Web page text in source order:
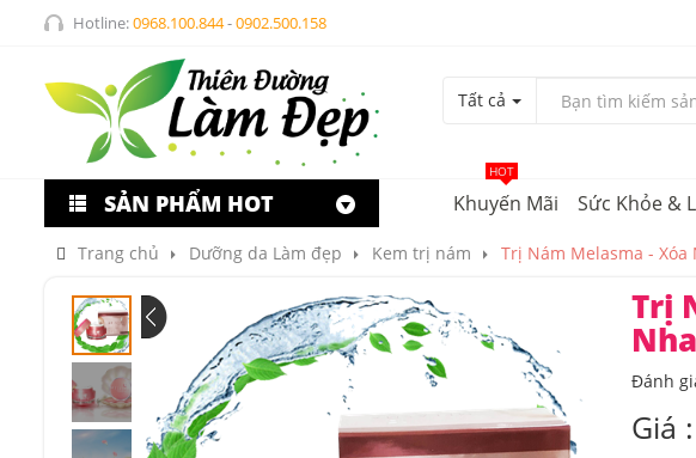
Hotline:0968.100.844-0902.500.158
Tất cả
Khuyến Mãi
HOT
Sức Khỏe &
SẢN PHẨM HOT
Trang chủ Dưỡng da Làm đẹp Kem trị nám Trị Nám Melasma - Xóa
Trị
Đánh
Giá :